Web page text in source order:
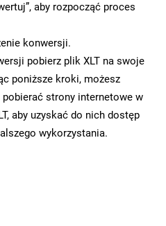
aby rozpocząć proces
konwersji.
pobierz plik XLT na swoje
poniższe kroki, możesz
strony internetowe w
aby uzyskać do nich dostęp
wykorzystania.